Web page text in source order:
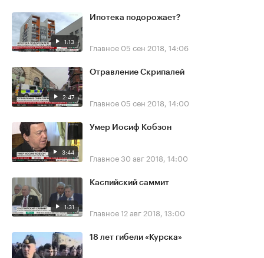
1:13
Ипотека подорожает?
Главное 05 сен 2018, 14:06
2:47
Отравление Скрипалей
Главное 05 сен 2018, 14:00
3:44
Умер Иосиф Кобзон
Главное30 авг 2018, 14:00
1:31
Каспийский саммит
Главное12 авг 2018, 13:00
18 лет гибели «Курска»